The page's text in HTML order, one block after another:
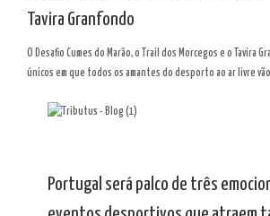
Tavira Granfondo
O Desafio Cumes do Marão, o Trail dos Morcegos e o Tavira
únicos em que todos os amantes do desporto ao ar livre
Portugal será palco de três